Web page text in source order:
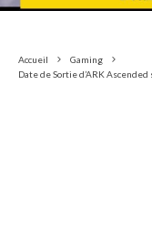
Accueil
Gaming
Date de Sortie d’ARK